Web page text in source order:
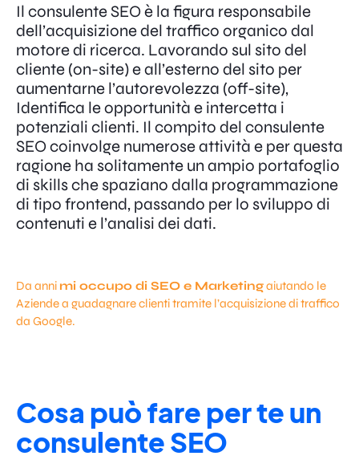
Il consulente SEO è la figura responsabile
dell’acquisizione del traffico organico dal
motore di ricerca. Lavorando sul sito del
cliente (on-site) e all’esterno del sito per
aumentarne l’autorevolezza (off-site),
Identifica le opportunità e intercetta i
potenziali clienti. Il compito del consulente
SEO coinvolge numerose attività e per questa
ragione ha solitamente un ampio portafoglio
di skills che spaziano dalla programmazione
di tipo frontend, passando per lo sviluppo di
contenuti e l’analisi dei dati.
Da anni mi occupo di SEO e Marketingaiutando le
Aziende a guadagnare clienti tramite l’acquisizione di traffico
da Google.
Cosa può fare per te un
consulente SEO